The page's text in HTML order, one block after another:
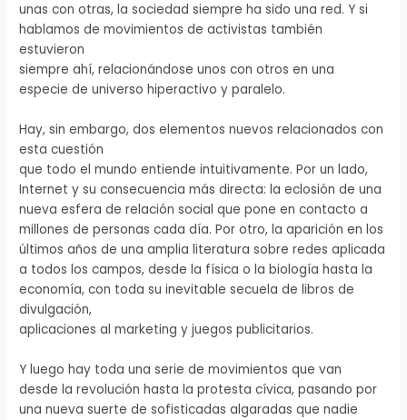
unas con otras, la sociedad siempre ha sido una red. Y si
hablamos de movimientos de activistas también
estuvieron
siempre ahí, relacionándose unos con otros en una
especie de universo hiperactivo y paralelo.
Hay, sin embargo, dos elementos nuevos relacionados con
esta cuestión
que todo el mundo entiende intuitivamente. Por un lado,
Internet y su consecuencia más directa: la eclosión de una
nueva esfera de relación social que pone en contacto a
millones de personas cada día. Por otro, la aparición en los
últimos años de una amplia literatura sobre redes aplicada
a todos los campos, desde la física o la biología hasta la
economía, con toda su inevitable secuela de libros de
divulgación,
aplicaciones al marketing y juegos publicitarios.
Y luego hay toda una serie de movimientos que van
desde la revolución hasta la protesta cívica, pasando por
una nueva suerte de sofisticadas algaradas que nadie